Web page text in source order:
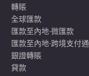
轉賬
全球匯款
匯款至內地·微匯款
匯款至內地·跨境支付通
銀證轉賬
貸款